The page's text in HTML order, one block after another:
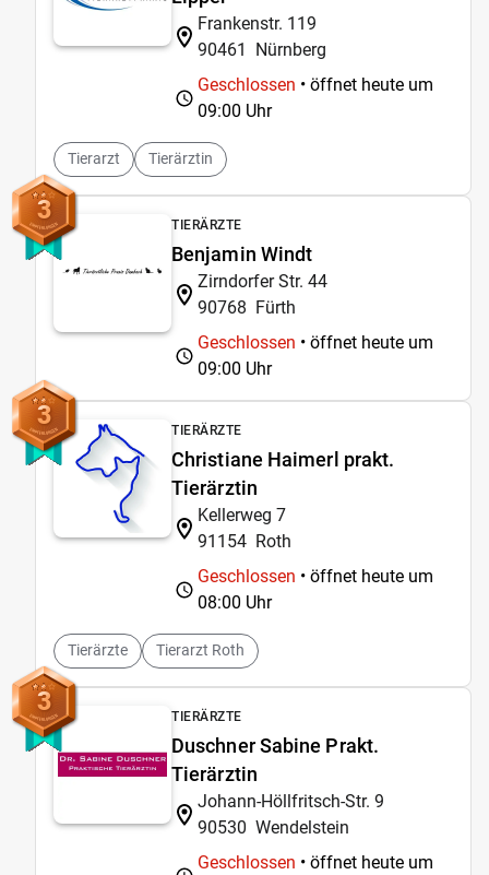
Frankenstr. 119
90461
Nürnberg
Geschlossen • öffnet heute um
09:00 Uhr
Tierarzt Tierärztin
3 TIERÄRZTE
Benjamin Windt
Zirndorfer Str. 44
90768 Fürth
Geschlossen • öffnet heute um
09:00 Uhr
3 TIERÄRZTE
Christiane Haimerl prakt.
Tierärztin
Kellerweg 7
91154 Roth
Geschlossen • öffnet heute um
08:00 Uhr
Tierärzte Tierarzt Roth
3 TIERÄRZTE
Duschner Sabine Prakt.
Tierärztin
Johann-Höllfritsch-Str. 9
90530 Wendelstein
Geschlossen • öffnet heute um